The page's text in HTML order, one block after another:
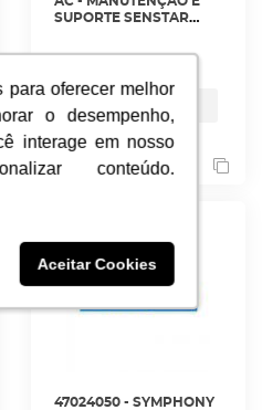
para oferecer melhor
o desempenho,
interage em nosso
conteúdo.
Aceitar Cookies
para oferecer melhor
o desempenho,
interage em nosso
conteúdo.
Aceitar Cookies
SUPORTE SENSTAR
S8MS4020-001 -
ver mais
Orçamento
47024050 - SYMPHONY